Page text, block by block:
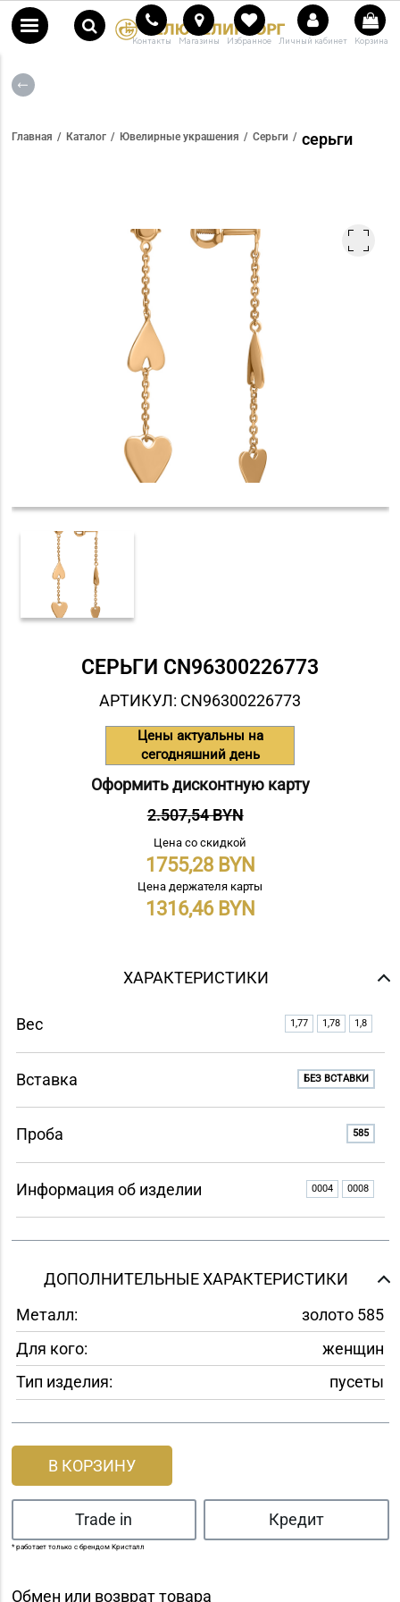
Контакты Магазины Избранное Личный кабинет Корзина
Главная Каталог Ювелирные украшения Серьги серьги
СЕРЬГИ СN96300226773
АРТИКУЛ: СN96300226773
Цены актуальны на
сегодняшний день
Оформить дисконтную карту
2.507,54 BYN
Цена со скидкой
1755,28
Цена держателя карты
1316,46
ХАРАКТЕРИСТИКИ
Вес 1,77 1,78 1,8
Вставка БЕЗ ВСТАВКИ
Проба 585
Информация об изделии 0004 0008
ДОПОЛНИТЕЛЬНЫЕ ХАРАКТЕРИСТИКИ
Металл:
золото 585
Для кого:
женщин
Тип изделия:
пусеты
В КОРЗИНУ
Trade in Кредит
* работает только с брендом Кристалл
Обмен или возврат товара